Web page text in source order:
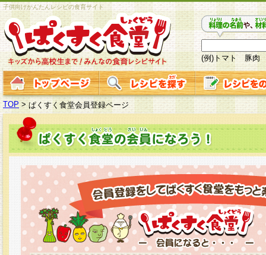
子供向けかんたんレシピの食育サイト
(例)トマト 豚肉
TOP > ぱくすく食堂会員登録ページ